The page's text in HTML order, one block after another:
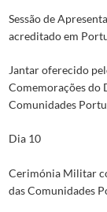
Sessão de
acreditado em
Jantar oferecido
Comemorações do
Comunidades
Dia 10
Cerimónia Militar
das Comunidades